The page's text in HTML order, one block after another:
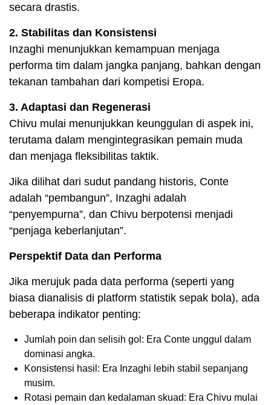
secara drastis.
2. Stabilitas dan Konsistensi
Inzaghi menunjukkan kemampuan menjaga
performa tim dalam jangka panjang, bahkan dengan
tekanan tambahan dari kompetisi Eropa.
3. Adaptasi dan Regenerasi
Chivu mulai menunjukkan keunggulan di aspek ini,
terutama dalam mengintegrasikan pemain muda
dan menjaga fleksibilitas taktik.
Jika dilihat dari sudut pandang historis, Conte
adalah “pembangun”, Inzaghi adalah
“penyempurna”, dan Chivu berpotensi menjadi
“penjaga keberlanjutan”.
Perspektif Data dan Performa
Jika merujuk pada data performa (seperti yang
biasa dianalisis di platform statistik sepak bola), ada
beberapa indikator penting:
Jumlah poin dan selisih gol: Era Conte unggul dalam
dominasi angka.
Konsistensi hasil: Era Inzaghi lebih stabil sepanjang
musim.
Rotasi pemain dan kedalaman skuad: Era Chivu mulai